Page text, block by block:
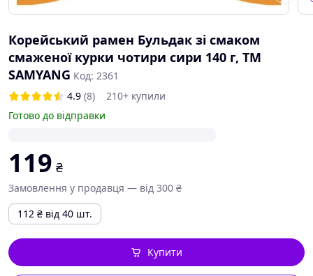
Корейський рамен Бульдак зі смаком
смаженої курки чотири сири 140 г, ТМ
SAMYANG Код: 2361
4.9 (8)
210+ купили
Готово до відправки
119 ₴
Замовлення у продавця — від 300 ₴
112 ₴ від 40 шт.
Купити